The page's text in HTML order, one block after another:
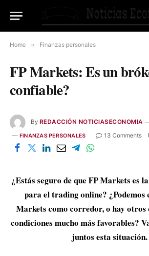
Home » Finanzas personales
FP Markets: Es un
confiable?
By REDACCIÓN NOTICIASECONOMIA
FINANZAS PERSONALES 13 Comments
¿Estás seguro de que FP Markets es
para el trading online? ¿Podemos
Markets como corredor, o hay
condiciones mucho más favorables?
juntos esta situación.